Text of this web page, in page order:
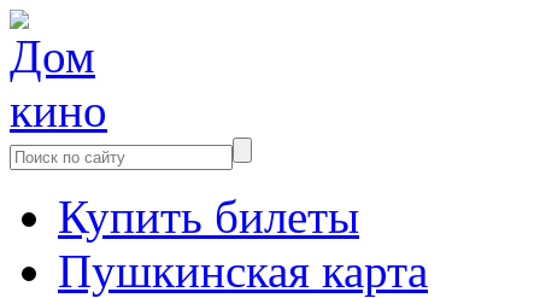
Купить билеты
Пушкинская карта